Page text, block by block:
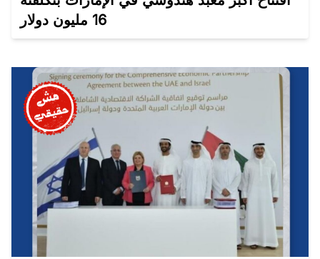
16 مليون دولار